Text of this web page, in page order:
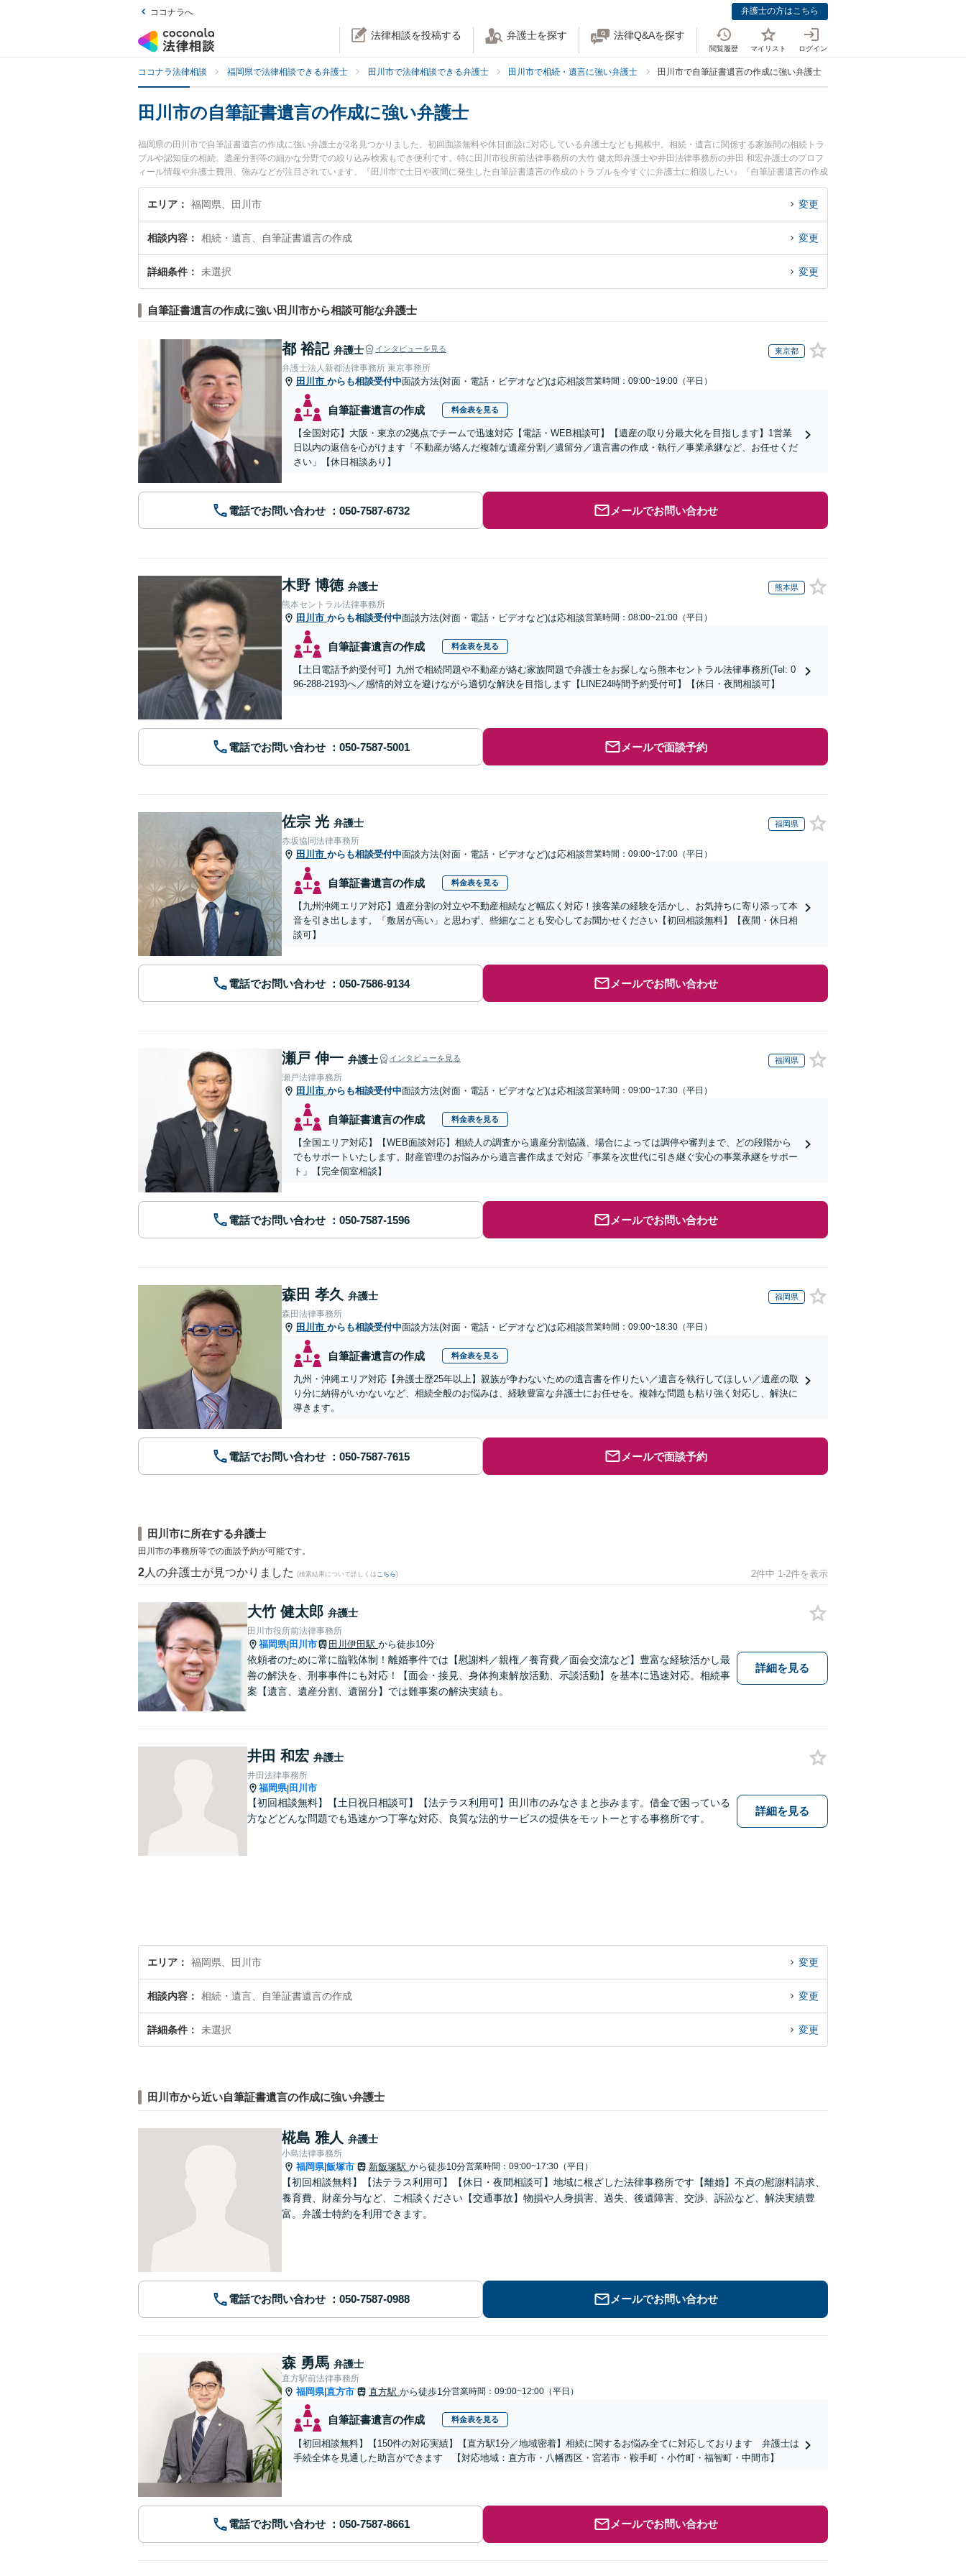
ココナラへ 弁護士の方はこちら
法律相談を投稿する 弁護士を探す 法律Q&Aを探す
閲覧履歴 マイリスト ログイン
ココナラ法律相談 福岡県で法律相談できる弁護士 田川市で法律相談できる弁護士 田川市で相続・遺言に強い弁護士 田川市で自筆証書遺言の作成に強い弁護士
田川市の自筆証書遺言の作成に強い弁護士
福岡県の田川市で自筆証書遺言の作成に強い弁護士が2名見つかりました。初回面談無料や休日面談に対応している弁護士なども掲載中。相続・遺言に関係する家族間の相続トラ
ブルや認知症の相続、遺産分割等の細かな分野での絞り込み検索もでき便利です。特に田川市役所前法律事務所の大竹 健太郎弁護士や井田法律事務所の井田 和宏弁護士のプロフ
ィール情報や弁護士費用、強みなどが注目されています。『田川市で土日や夜間に発生した自筆証書遺言の作成のトラブルを今すぐに弁護士に相談したい』『自筆証書遺言の作成
のトラブル解決の実績豊富な近くの弁護士を検索したい』『初回相談無料で自筆証書遺言の作成を法律相談できる田川市内の弁護士に相談予約したい』などでお困りの相談者さん
におすすめです。
エリア 福岡県、田川市 変更
相談内容 相続・遺言、自筆証書遺言の作成 変更
詳細条件 未選択 変更
自筆証書遺言の作成に強い田川市から相談可能な弁護士
都 裕記 弁護士 インタビューを見る 東京都
弁護士法人新都法律事務所 東京事務所
田川市 からも相談受付中面談方法(対面・電話・ビデオなど)は応相談営業時間：09:00~19:00（平日）
自筆証書遺言の作成 料金表を見る
【全国対応】大阪・東京の2拠点でチームで迅速対応【電話・WEB相談可】【遺産の取り分最大化を目指します】1営業
日以内の返信を心がけます「不動産が絡んだ複雑な遺産分割／遺留分／遺言書の作成・執行／事業承継など、お任せくだ
さい」【休日相談あり】
電話でお問い合わせ メールでお問い合わせ
木野 博徳 弁護士 熊本県
熊本セントラル法律事務所
田川市 からも相談受付中面談方法(対面・電話・ビデオなど)は応相談営業時間：08:00~21:00（平日）
自筆証書遺言の作成 料金表を見る
【土日電話予約受付可】九州で相続問題や不動産が絡む家族問題で弁護士をお探しなら熊本セントラル法律事務所(Tel: 0
96-288-2193)へ／感情的対立を避けながら適切な解決を目指します【LINE24時間予約受付可】【休日・夜間相談可】
電話でお問い合わせ メールで面談予約
佐宗 光 弁護士 福岡県
赤坂協同法律事務所
田川市 からも相談受付中面談方法(対面・電話・ビデオなど)は応相談営業時間：09:00~17:00（平日）
自筆証書遺言の作成 料金表を見る
【九州沖縄エリア対応】遺産分割の対立や不動産相続など幅広く対応！接客業の経験を活かし、お気持ちに寄り添って本
音を引き出します。「敷居が高い」と思わず、些細なことも安心してお聞かせください【初回相談無料】【夜間・休日相
談可】
電話でお問い合わせ メールでお問い合わせ
瀬戸 伸一 弁護士 インタビューを見る 福岡県
瀬戸法律事務所
田川市 からも相談受付中面談方法(対面・電話・ビデオなど)は応相談営業時間：09:00~17:30（平日）
自筆証書遺言の作成 料金表を見る
【全国エリア対応】【WEB面談対応】相続人の調査から遺産分割協議、場合によっては調停や審判まで、どの段階から
でもサポートいたします。財産管理のお悩みから遺言書作成まで対応「事業を次世代に引き継ぐ安心の事業承継をサポー
ト」【完全個室相談】
電話でお問い合わせ メールでお問い合わせ
森田 孝久 弁護士 福岡県
森田法律事務所
田川市 からも相談受付中面談方法(対面・電話・ビデオなど)は応相談営業時間：09:00~18:30（平日）
自筆証書遺言の作成 料金表を見る
九州・沖縄エリア対応【弁護士歴25年以上】親族が争わないための遺言書を作りたい／遺言を執行してほしい／遺産の取
り分に納得がいかないなど、相続全般のお悩みは、経験豊富な弁護士にお任せを。複雑な問題も粘り強く対応し、解決に
導きます。
電話でお問い合わせ メールで面談予約
田川市に所在する弁護士
田川市の事務所等での面談予約が可能です。
2 人の弁護士が見つかりました (検索結果について詳しくは こちら) 2件中 1-2件を表示
大竹 健太郎 弁護士
田川市役所前法律事務所
福岡県|田川市 田川伊田駅 から徒歩10分
依頼者のために常に臨戦体制！離婚事件では【慰謝料／親権／養育費／面会交流など】豊富な経験活かし最
善の解決を、刑事事件にも対応！【面会・接見、身体拘束解放活動、示談活動】を基本に迅速対応。相続事
案【遺言、遺産分割、遺留分】では難事案の解決実績も。
詳細を見る
井田 和宏 弁護士
井田法律事務所
福岡県|田川市
【初回相談無料】【土日祝日相談可】【法テラス利用可】田川市のみなさまと歩みます。借金で困っている
方などどんな問題でも迅速かつ丁寧な対応、良質な法的サービスの提供をモットーとする事務所です。
詳細を見る
エリア 福岡県、田川市 変更
相談内容 相続・遺言、自筆証書遺言の作成 変更
詳細条件 未選択 変更
田川市から近い自筆証書遺言の作成に強い弁護士
椛島 雅人 弁護士
小島法律事務所
福岡県|飯塚市 新飯塚駅 から徒歩10分営業時間：09:00~17:30（平日）
【初回相談無料】【法テラス利用可】【休日・夜間相談可】地域に根ざした法律事務所です【離婚】不貞の慰謝料請求、
養育費、財産分与など、ご相談ください【交通事故】物損や人身損害、過失、後遺障害、交渉、訴訟など、解決実績豊
富。弁護士特約を利用できます。
電話でお問い合わせ メールでお問い合わせ
森 勇馬 弁護士
直方駅前法律事務所
福岡県|直方市 直方駅 から徒歩1分営業時間：09:00~12:00（平日）
自筆証書遺言の作成 料金表を見る
【初回相談無料】【150件の対応実績】【直方駅1分／地域密着】相続に関するお悩み全てに対応しております 弁護士は
手続全体を見通した助言ができます 【対応地域：直方市・八幡西区・宮若市・鞍手町・小竹町・福智町・中間市】
電話でお問い合わせ メールでお問い合わせ